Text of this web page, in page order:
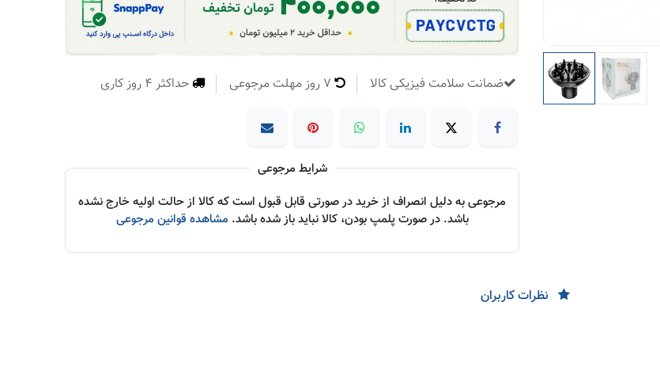
ضمانت سلامت فیزیکی کالا حداکثر 4 روز کاری
شرایط مرجوعی
مرجوعی به دلیل انصراف از خرید در صورتی قابل قبول است که کالا از حالت اولیه خارج نشده
باشد. در صورت پلمپ بودن، کالا نباید باز شده باشد. مشاهده قوانین مرجوعی
نظرات کاربران